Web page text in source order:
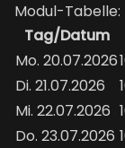
Modul-Tabelle:
Tag/Datum
Mo. 20.07.2026
Di. 21.07.2026
Mi. 22.07.2026
Do. 23.07.2026